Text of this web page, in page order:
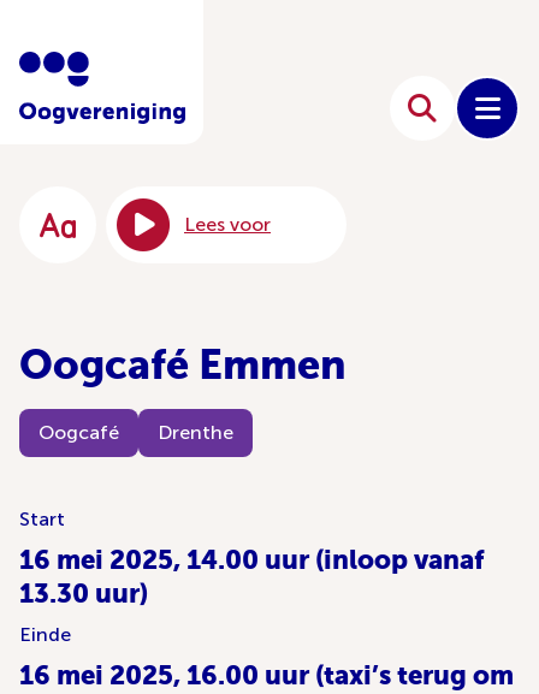
Lees voor
Oogcafé Emmen
Oogcafé Drenthe
Start
16 mei 2025, 14.00 uur (inloop vanaf
13.30 uur)
Einde
16 mei 2025, 16.00 uur (taxi’s terug om